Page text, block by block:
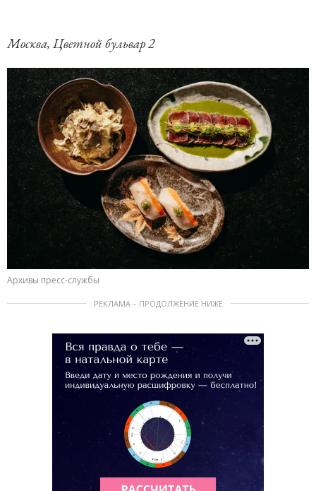
Москва, Цветной бульвар 2
Архивы пресс-службы
РЕКЛАМА – ПРОДОЛЖЕНИЕ НИЖЕ